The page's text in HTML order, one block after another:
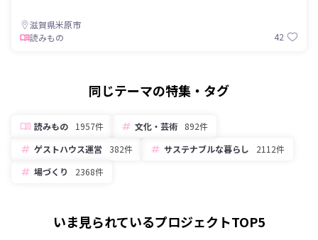
滋賀県米原市
読みもの
42
同じテーマの特集・タグ
読みもの 1957件 文化・芸術
892件
ゲストハウス運営 382件 サステナブルな暮らし
2112件
場づくり
2368件
いま見られているプロジェクトTOP5